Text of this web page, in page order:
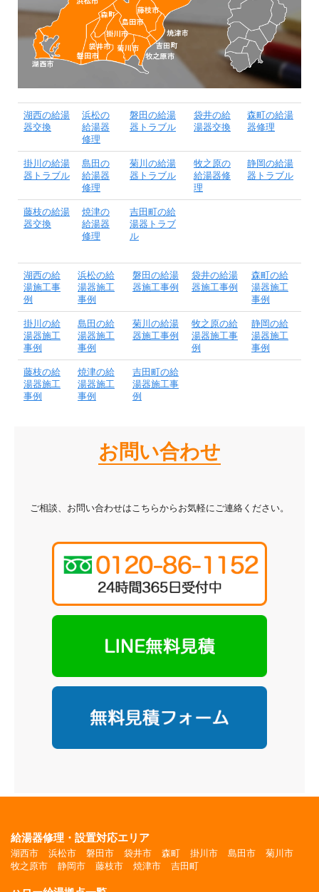
湖西の給湯
器交換
浜松の
給湯器
修理
磐田の給湯
器トラブル
袋井の給
湯器交換
森町の給湯
器修理
掛川の給湯
器トラブル
島田の
給湯器
修理
菊川の給湯
器トラブル
牧之原の
給湯器修
理
静岡の給湯
器トラブル
藤枝の給湯
器交換
焼津の
給湯器
修理
吉田町の給
湯器トラブ
ル
湖西の給
湯施工事
例
浜松の給
湯器施工
事例
磐田の給湯
器施工事例
袋井の給湯
器施工事例
森町の給
湯器施工
事例
掛川の給
湯器施工
事例
島田の給
湯器施工
事例
菊川の給湯
器施工事例
牧之原の給
湯器施工事
例
静岡の給
湯器施工
事例
藤枝の給
湯器施工
事例
焼津の給
湯器施工
事例
吉田町の給
湯器施工事
例
お問い合わせ
ご相談、お問い合わせはこちらからお気軽にご連絡ください。
給湯器修理・設置対応エリア
湖西市 浜松市 磐田市 袋井市 森町 掛川市 島田市
菊川市
牧之原市
静岡市 藤枝市 焼津市 吉田町